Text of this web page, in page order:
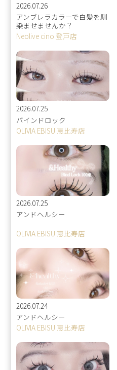
2026.07.26
アンブレラカラーで白髪を馴
染ませませんか？
Neolive cino 登戸店
2026.07.25
バインドロック
OLIVIA EBISU 恵比寿店
2026.07.25
アンドヘルシー
OLIVIA EBISU 恵比寿店
2026.07.24
アンドヘルシー
OLIVIA EBISU 恵比寿店